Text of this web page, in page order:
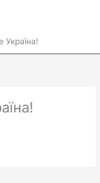
Україна!